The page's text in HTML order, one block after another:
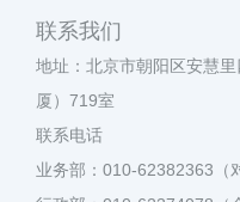
联系我们
地址：北京市朝阳区安慧
厦）719室
联系电话
业务部：010-62382363（